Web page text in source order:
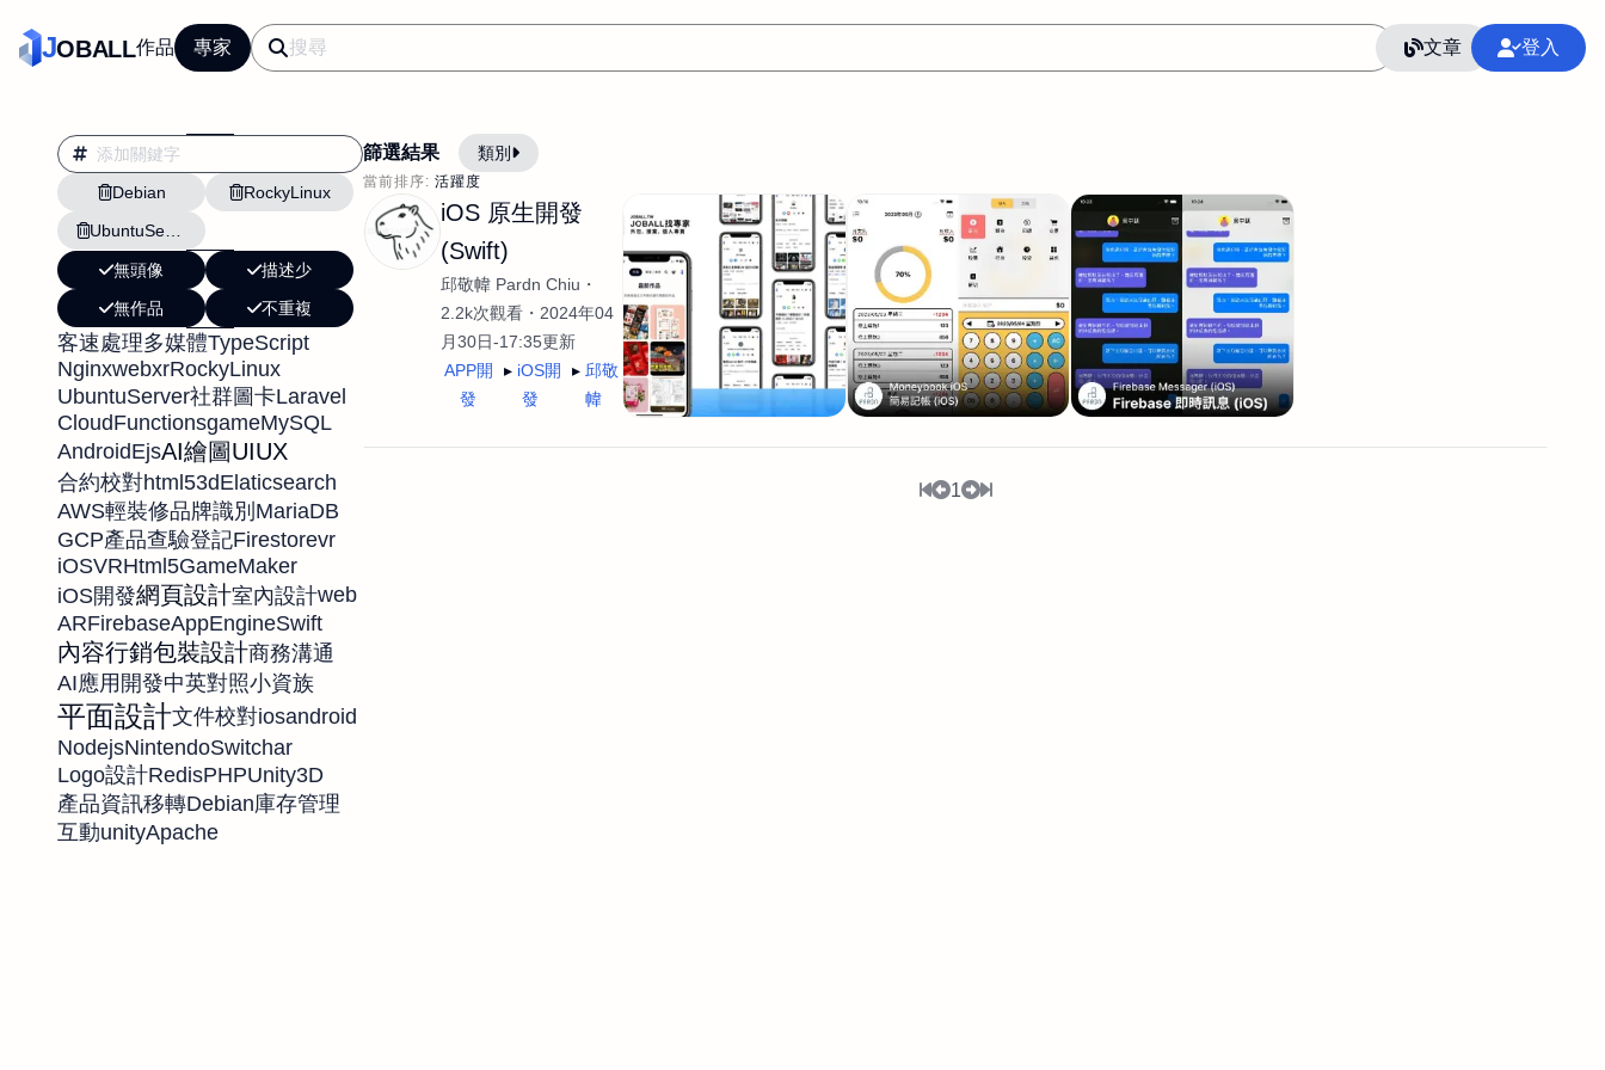
JOBALL作品 專家 文章 登入
Debian
RockyLinux
無頭像
描述少
無作品
不重複
客速處理多媒體TypeScript
NginxwebxrRockyLinux
UbuntuServer社群圖卡Laravel
CloudFunctionsgameMySQL
AndroidEjsAI繪圖UIUX
合約校對html53dElaticsearch
AWS輕裝修品牌識別 MariaDB
GCP產品查驗登記Firestorevr
iOSVRHtml5GameMaker
iOS開發網頁設計室內設計web
ARFirebaseAppEngineSwift
內容行銷包裝設計商務溝通
AI應用開發中英對照小資族
平面設計文件校對iosandroid
NodejsNintendoSwitchar
Logo設計RedisPHPUnity3D
產品資訊移轉Debian庫存管理
互動unityApache
篩選結果 類別
當前排序: 活躍度
翻譯 網頁設計 軟體開發 網站架設網頁製作 語言 整合行銷公關
影片剪輯
平面設計師 AI影片製作 P圖改圖修圖 廣告操作 SEO GoogleAnalytics
設計插畫
商業攝影 廣告行銷服務 室內設計 接案 照片後製修圖
網站設計與架設
WordPress網站架設與網站維護救援 生產設計 網頁製作 SCI醫學論文寫作投稿 Flutter
文案撰寫翻譯虛擬助手
影像設計 視覺設計 自我介紹 業務外包 設計建模渲染 Solidworks 插畫
DM傳單海報平面設計
電商自媒體平面設計 長篇文案短 影片製作 長篇文案 設計 動畫製作 服務項目
iOS 原生開發
(Swift)
邱敬幃 Pardn Chiu
2.2k次觀看
2024年04
月30日-17:35更新
APP開
發
iOS開
發
邱敬
幃
1